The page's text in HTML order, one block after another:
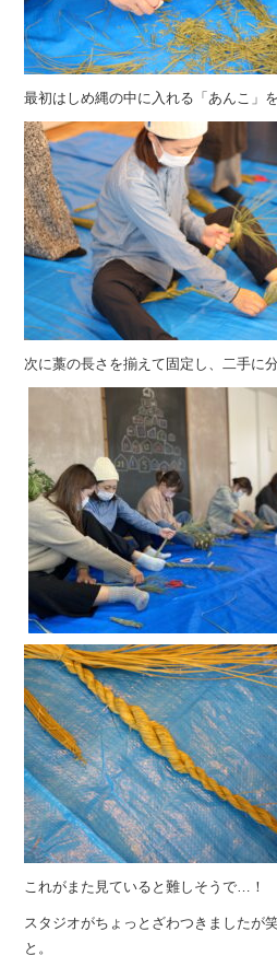
最初はしめ縄の中に入れる「あんこ」
次に藁の長さを揃えて固定し、二手に
これがまた見ていると難しそうで…！
スタジオがちょっとざわつきましたが
と。